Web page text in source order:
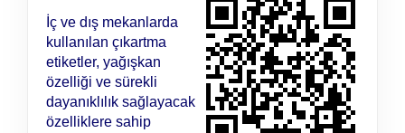
İç ve dış mekanlarda
kullanılan çıkartma
etiketler, yağışkan
özelliği ve sürekli
dayanıklılık sağlayacak
özelliklere sahip